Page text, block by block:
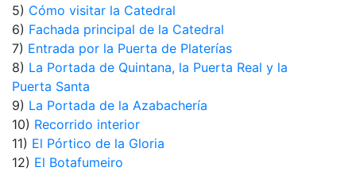
5) Cómo visitar la Catedral
6) Fachada principal de la Catedral
7) Entrada por la Puerta de Platerías
8) La Portada de Quintana, la Puerta Real y la
Puerta Santa
9) La Portada de la Azabachería
10) Recorrido interior
11) El Pórtico de la Gloria
12) El Botafumeiro